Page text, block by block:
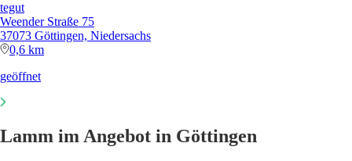
tegut
Weender Straße 75
37073 Göttingen, Niedersachs
0,6 km
geöffnet
Lamm im Angebot in Göttingen